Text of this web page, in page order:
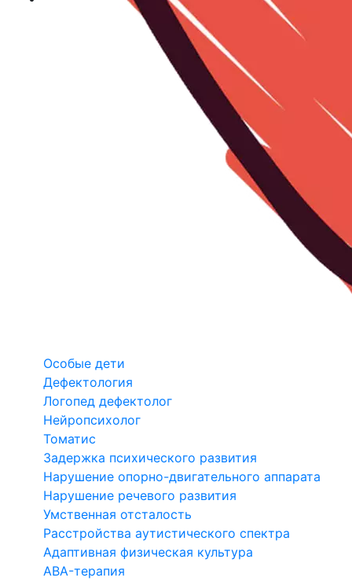
Особые дети
Дефектология
Логопед дефектолог
Нейропсихолог
Томатис
Задержка психического развития
Нарушение опорно-двигательного аппарата
Нарушение речевого развития
Умственная отсталость
Расстройства аутистического спектра
Адаптивная физическая культура
ABA-терапия